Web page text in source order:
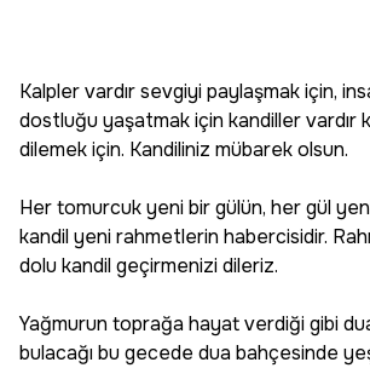
Kalpler vardır sevgiyi paylaşmak için,
dostluğu yaşatmak için kandiller vardır
dilemek için. Kandiliniz mübarek olsun.
Her tomurcuk yeni bir gülün, her gül
kandil yeni rahmetlerin habercisidir.
dolu kandil geçirmenizi dileriz.
Yağmurun toprağa hayat verdiği gibi
bulacağı bu gecede dua bahçesinde